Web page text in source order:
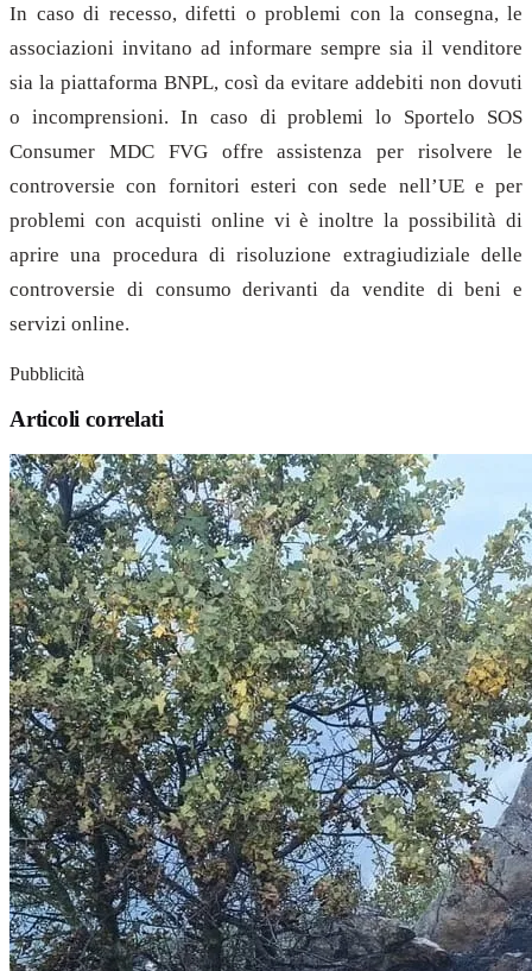
In caso di recesso, difetti o problemi con la consegna, le
associazioni invitano ad informare sempre sia il venditore
sia la piattaforma BNPL, così da evitare addebiti non dovuti
o incomprensioni. In caso di problemi lo Sportelo SOS
Consumer MDC FVG offre assistenza per risolvere le
controversie con fornitori esteri con sede nell’UE e per
problemi con acquisti online vi è inoltre la possibilità di
aprire una procedura di risoluzione extragiudiziale delle
controversie di consumo derivanti da vendite di beni e
servizi online.
Pubblicità
Articoli correlati